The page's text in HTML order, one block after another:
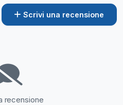
Scrivi una recensione
recensione